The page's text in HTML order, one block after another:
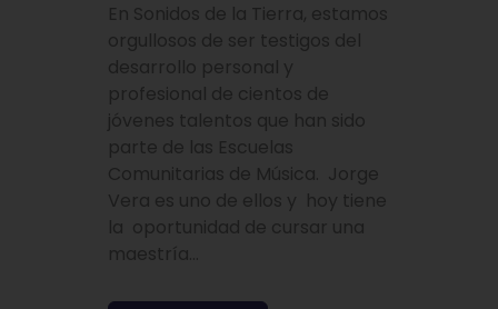
En Sonidos de la Tierra, estamos
orgullosos de ser testigos del
desarrollo personal y
profesional de cientos de
jóvenes talentos que han sido
parte de las Escuelas
Comunitarias de Música. Jorge
Vera es uno de ellos y hoy tiene
la oportunidad de cursar una
maestría...